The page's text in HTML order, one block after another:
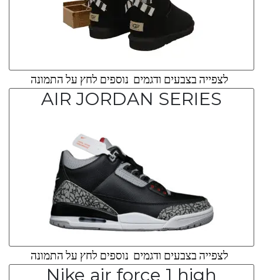
לצפייה בצבעים ודגמים נוספים לחץ על התמונה
AIR JORDAN SERIES
לצפייה בצבעים ודגמים נוספים לחץ על התמונה
Nike air force 1 high